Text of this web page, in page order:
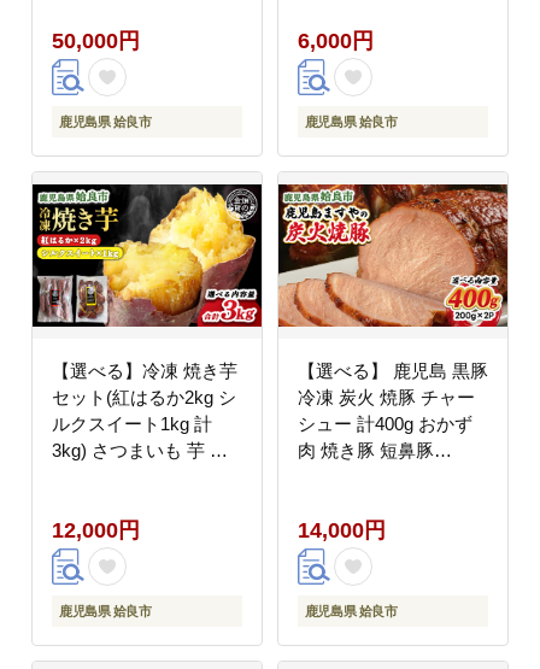
取り寄せ 特産品 (a065)
50,000円
鹿児島県 姶良市
6,000円
鹿児島県 姶良市
【選べる】冷凍 焼き芋
セット(紅はるか2kg シ
ルクスイート1kg 計
3kg) さつまいも 芋 冷
食 人気 国産 自然食品
(a0001-BS3)
12,000円
鹿児島県 姶良市
【選べる】 鹿児島 黒豚
冷凍 炭火 焼豚 チャー
シュー 計400g おかず
肉 焼き豚 短鼻豚
14,000円
鹿児島県 姶良市